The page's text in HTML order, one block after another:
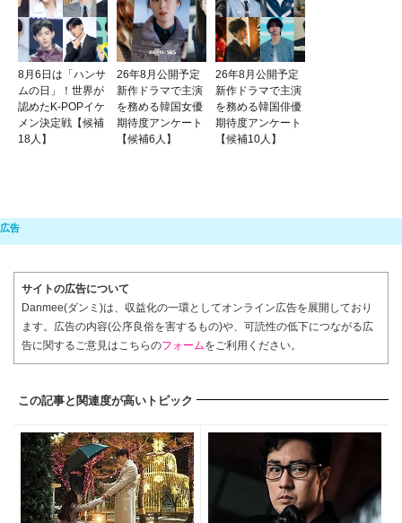
8月6日は「ハンサ
ムの日」！世界が
認めたK-POPイケ
メン決定戦【候補
18人】
26年8月公開予定
新作ドラマで主演
を務める韓国女優
期待度アンケート
【候補6人】
26年8月公開予定
新作ドラマで主演
を務める韓国俳優
期待度アンケート
【候補10人】
サイトの広告について
Danmee(ダンミ)は、収益化の一環としてオンライン広告を展開しており
ます。広告の内容(公序良俗を害するもの)や、可読性の低下につながる広
告に関するご意見はこちらのフォームをご利用ください。
この記事と関連度が高いトピック